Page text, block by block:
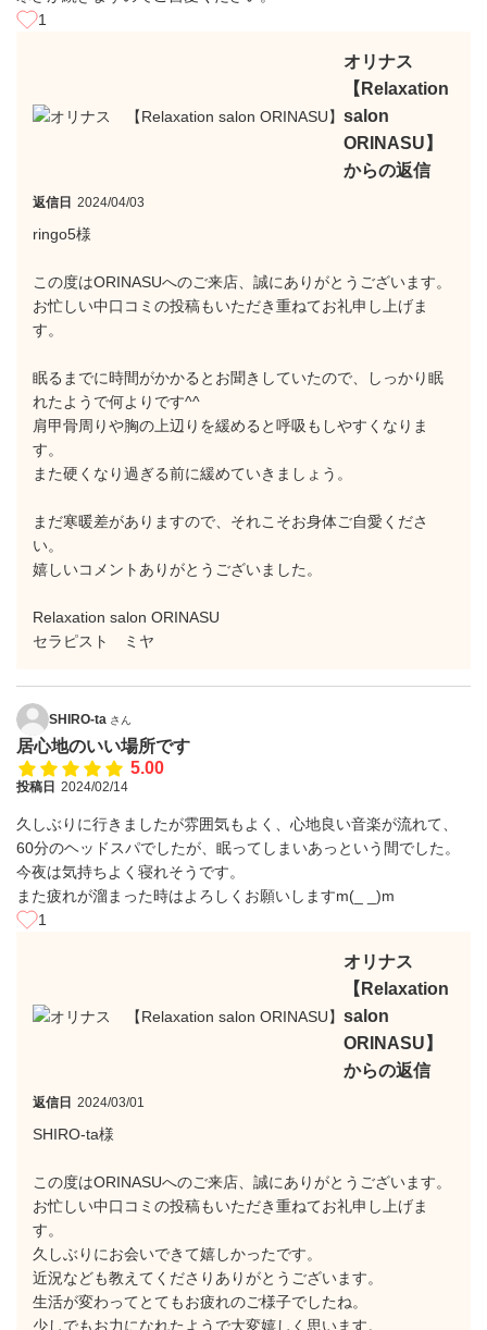
1
オリナス
【Relaxation
salon
ORINASU】
からの返信
返信日 2024/04/03
ringo5様
この度はORINASUへのご来店、誠にありがとうございます。
お忙しい中口コミの投稿もいただき重ねてお礼申し上げま
す。
眠るまでに時間がかかるとお聞きしていたので、しっかり眠
れたようで何よりです^^
肩甲骨周りや胸の上辺りを緩めると呼吸もしやすくなりま
す。
また硬くなり過ぎる前に緩めていきましょう。
まだ寒暖差がありますので、それこそお身体ご自愛くださ
い。
嬉しいコメントありがとうございました。
Relaxation salon ORINASU
セラピスト ミヤ
SHIRO-ta さん
居心地のいい場所です
5.00
投稿日 2024/02/14
久しぶりに行きましたが雰囲気もよく、心地良い音楽が流れて、
60分のヘッドスパでしたが、眠ってしまいあっという間でした。
今夜は気持ちよく寝れそうです。
また疲れが溜まった時はよろしくお願いしますm(_ _)m
1
オリナス
【Relaxation
salon
ORINASU】
からの返信
返信日 2024/03/01
SHIRO-ta様
この度はORINASUへのご来店、誠にありがとうございます。
お忙しい中口コミの投稿もいただき重ねてお礼申し上げま
す。
久しぶりにお会いできて嬉しかったです。
近況なども教えてくださりありがとうございます。
生活が変わってとてもお疲れのご様子でしたね。
少しでもお力になれたようで大変嬉しく思います。